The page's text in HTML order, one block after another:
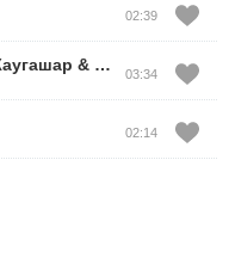
02:39
& Жандос
03:34
02:14